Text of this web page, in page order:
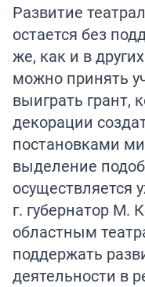
Развитие
остается без
же, как и в
можно принять
выиграть грант,
декорации
постановками
выделение
осуществляется
г. губернатор М.
областным
поддержать
деятельности в